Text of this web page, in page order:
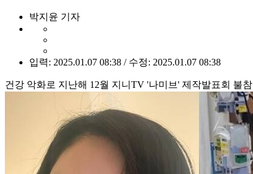
박지윤 기자
입력: 2025.01.07 08:38 / 수정: 2025.01.07 08:38
건강 악화로 지난해 12월 지니TV '나미브' 제작발표회 불참